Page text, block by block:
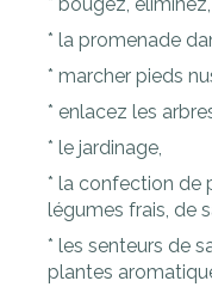
* la promenade
* marcher pieds
* enlacez les
* le jardinage,
* la confection de
légumes frais, de
* les senteurs de
plantes